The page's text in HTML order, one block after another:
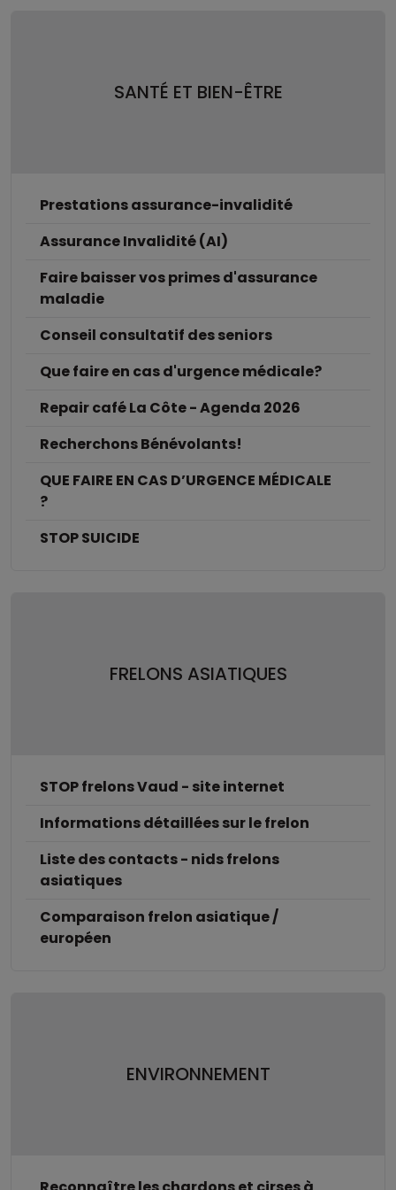
SANTÉ ET BIEN-ÊTRE
Prestations assurance-invalidité
Assurance Invalidité (AI)
Faire baisser vos primes d'assurance
maladie
Conseil consultatif des seniors
Que faire en cas d'urgence médicale?
Repair café La Côte - Agenda 2026
Recherchons Bénévolants!
QUE FAIRE EN CAS D’URGENCE MÉDICALE
?
STOP SUICIDE
FRELONS ASIATIQUES
STOP frelons Vaud - site internet
Informations détaillées sur le frelon
Liste des contacts - nids frelons
asiatiques
Comparaison frelon asiatique /
européen
ENVIRONNEMENT